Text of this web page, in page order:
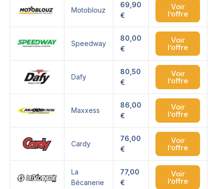
Motoblouz
69,90
€
Voir
l’offre
Speedway
80,00
€
Voir
l’offre
Dafy
80,50
€
Voir
l’offre
Maxxess
86,00
€
Voir
l’offre
Cardy
76,00
€
Voir
l’offre
La
Bécanerie
77,00
€
Voir
l’offre